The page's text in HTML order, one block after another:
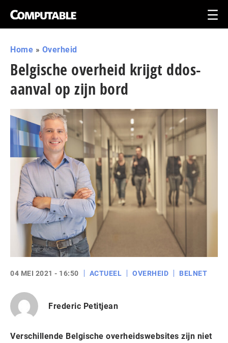
Home » Overheid
Belgische overheid krijgt ddos-
aanval op zijn bord
04 MEI 2021 - 16:50 ACTUEEL OVERHEID BELNET
Frederic Petitjean
Verschillende Belgische overheidswebsites zijn niet